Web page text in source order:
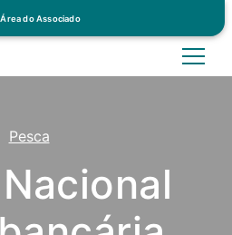
Área do Associado
Pesca